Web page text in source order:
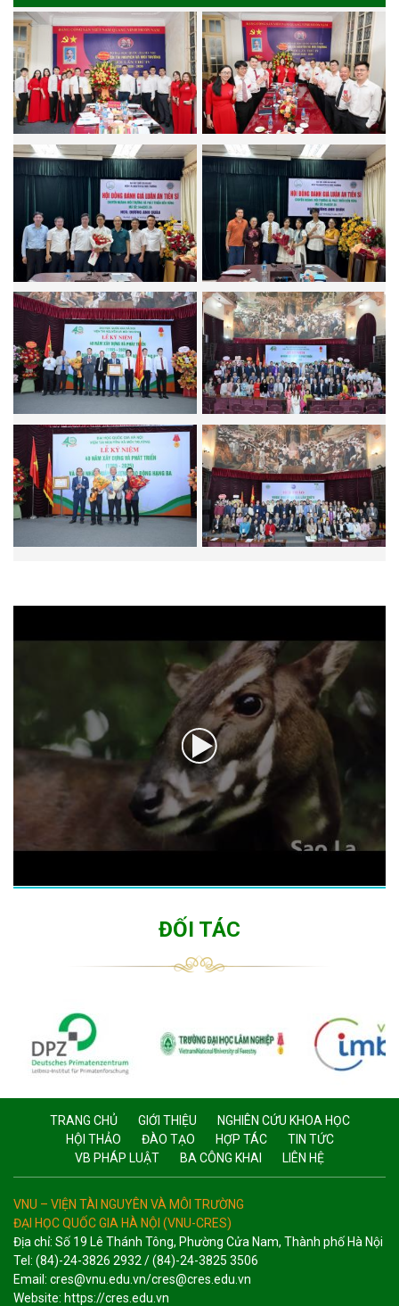
ĐỐI TÁC
TRANG CHỦ GIỚI THIỆU
NGHIÊN CỨU KHOA HỌC
HỘI THẢO
ĐÀO TẠO HỢP TÁC
TIN TỨC
VB PHÁP LUẬT
BA CÔNG KHAI LIÊN HỆ
VNU – VIỆN TÀI NGUYÊN VÀ MÔI TRƯỜNG
ĐẠI HỌC QUỐC GIA HÀ NỘI (VNU-CRES)
Địa chỉ: Số 19 Lê Thánh Tông, Phường Cửa Nam, Thành phố Hà Nội
Tel: (84)-24-3826 2932 / (84)-24-3825 3506
Email: cres@vnu.edu.vn/cres@cres.edu.vn
Website: https://cres.edu.vn